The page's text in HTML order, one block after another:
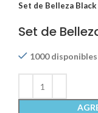
Set de Belleza Black
Set de
1000 disponibles